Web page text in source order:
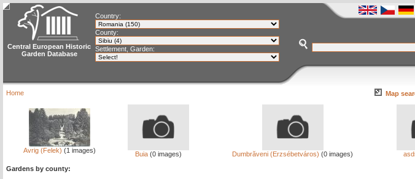
Central European Historic
Garden Database
Country:
County:
Settlement, Garden:
Home Map
Avrig (Felek) (1 images) Buia(0 images) Dumbrăveni (Erzsébetváros) (0 images)
Gardens by county: